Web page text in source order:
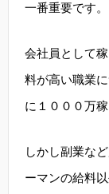
一番重要です。
会社員として
料が高い職業
に１０００万
しかし副業な
ーマンの給料